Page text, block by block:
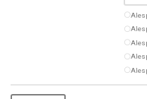
radio_button_unchecked
radio_button_unchecked
radio_button_unchecked
radio_button_unchecked
radio_button_unchecked